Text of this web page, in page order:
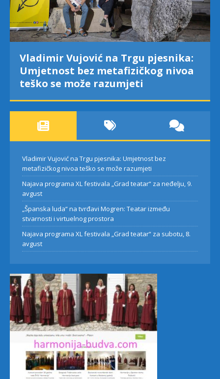
Vladimir Vujović na Trgu pjesnika:
Umjetnost bez metafizičkog nivoa
teško se može razumjeti
Vladimir Vujović na Trgu pjesnika: Umjetnost bez
metafizičkog nivoa teško se može razumjeti
Najava programa XL festivala „Grad teatar“ za neđelju, 9.
avgust
„Španska luda“ na tvrđavi Mogren: Teatar između
stvarnosti i virtuelnog prostora
Najava programa XL festivala „Grad teatar“ za subotu, 8.
avgust